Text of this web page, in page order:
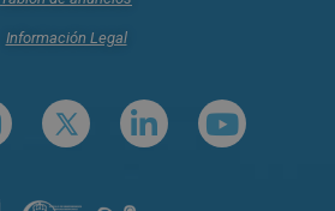
Información Legal